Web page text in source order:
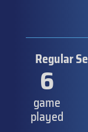
Regular
6
game
played